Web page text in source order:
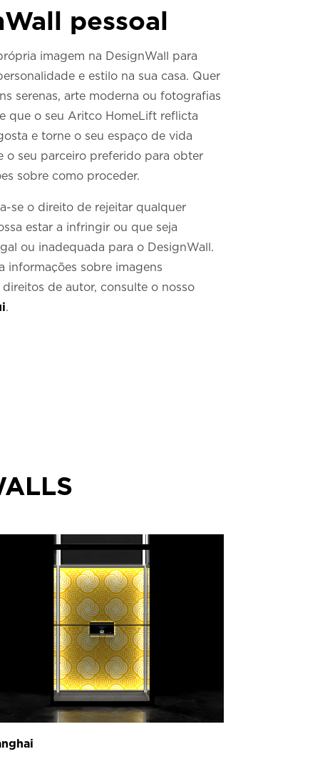
pessoal
imagem na DesignWall para
e estilo na sua casa. Quer
serenas, arte moderna ou fotografias
que o seu Aritco HomeLift reflicta
e torne o seu espaço de vida
o seu parceiro preferido para obter
sobre como proceder.
se o direito de rejeitar qualquer
estar a infringir ou que seja
ou inadequada para o DesignWall.
informações sobre imagens
de autor, consulte o nosso
.